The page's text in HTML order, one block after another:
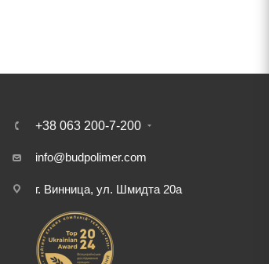
+38 063 200-7-200
info@budpolimer.com
г. Винница, ул. Шмидта 20а